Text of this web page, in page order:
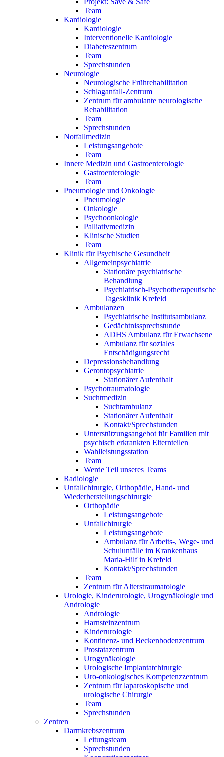
Team
Kardiologie
Kardiologie
Interventionelle Kardiologie
Diabeteszentrum
Team
Sprechstunden
Neurologie
Neurologische Frührehabilitation
Schlaganfall-Zentrum
Zentrum für ambulante neurologische
Rehabilitation
Team
Sprechstunden
Notfallmedizin
Leistungsangebote
Team
Innere Medizin und Gastroenterologie
Gastroenterologie
Team
Pneumologie und Onkologie
Pneumologie
Onkologie
Psychoonkologie
Palliativmedizin
Klinische Studien
Team
Klinik für Psychische Gesundheit
Allgemeinpsychiatrie
Stationäre psychiatrische
Behandlung
Psychiatrisch-Psychotherapeutische
Tagesklinik Krefeld
Ambulanzen
Psychiatrische Institutsambulanz
Gedächtnissprechstunde
ADHS Ambulanz für Erwachsene
Ambulanz für soziales
Entschädigungsrecht
Depressionsbehandlung
Gerontopsychiatrie
Stationärer Aufenthalt
Psychotraumatologie
Suchtmedizin
Suchtambulanz
Stationärer Aufenthalt
Kontakt/Sprechstunden
Unterstützungsangebot für Familien mit
psychisch erkrankten Elternteilen
Wahlleistungsstation
Team
Werde Teil unseres Teams
Radiologie
Unfallchirurgie, Orthopädie, Hand- und
Wiederherstellungschirurgie
Orthopädie
Leistungsangebote
Unfallchirurgie
Leistungsangebote
Ambulanz für Arbeits-, Wege- und
Schulunfälle im Krankenhaus
Maria-Hilf in Krefeld
Kontakt/Sprechstunden
Team
Zentrum für Alterstraumatologie
Urologie, Kinderurologie, Urogynäkologie und
Andrologie
Andrologie
Harnsteinzentrum
Kinderurologie
Kontinenz- und Beckenbodenzentrum
Prostatazentrum
Urogynäkologie
Urologische Implantatchirurgie
Uro-onkologisches Kompetenzzentrum
Zentrum für laparoskopische und
urologische Chirurgie
Team
Sprechstunden
Zentren
Darmkrebszentrum
Leitungsteam
Sprechstunden